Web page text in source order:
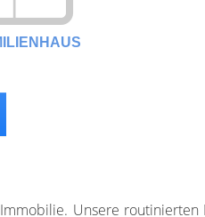
Unsere